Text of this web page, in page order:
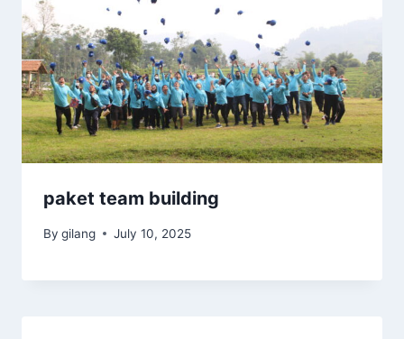
paket team building
By gilang July 10, 2025